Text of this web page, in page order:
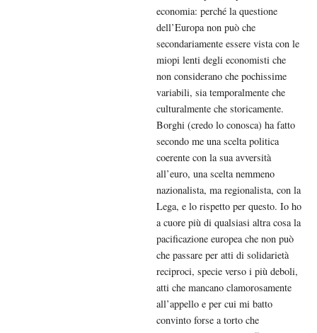
economia: perché la questione
dell’Europa non può che
secondariamente essere vista con le
miopi lenti degli economisti che
non considerano che pochissime
variabili, sia temporalmente che
culturalmente che storicamente.
Borghi (credo lo conosca) ha fatto
secondo me una scelta politica
coerente con la sua avversità
all’euro, una scelta nemmeno
nazionalista, ma regionalista, con la
Lega, e lo rispetto per questo. Io ho
a cuore più di qualsiasi altra cosa la
pacificazione europea che non può
che passare per atti di solidarietà
reciproci, specie verso i più deboli,
atti che mancano clamorosamente
all’appello e per cui mi batto
convinto forse a torto che